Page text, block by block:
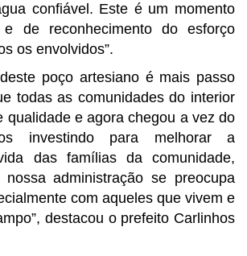
confiável. Este é um momento
de reconhecimento do esforço
os envolvidos”.
poço artesiano é mais passo
todas as comunidades do interior
qualidade e agora chegou a vez do
investindo para melhorar a
das famílias da comunidade,
nossa administração se preocupa
com aqueles que vivem e
destacou o prefeito Carlinhos